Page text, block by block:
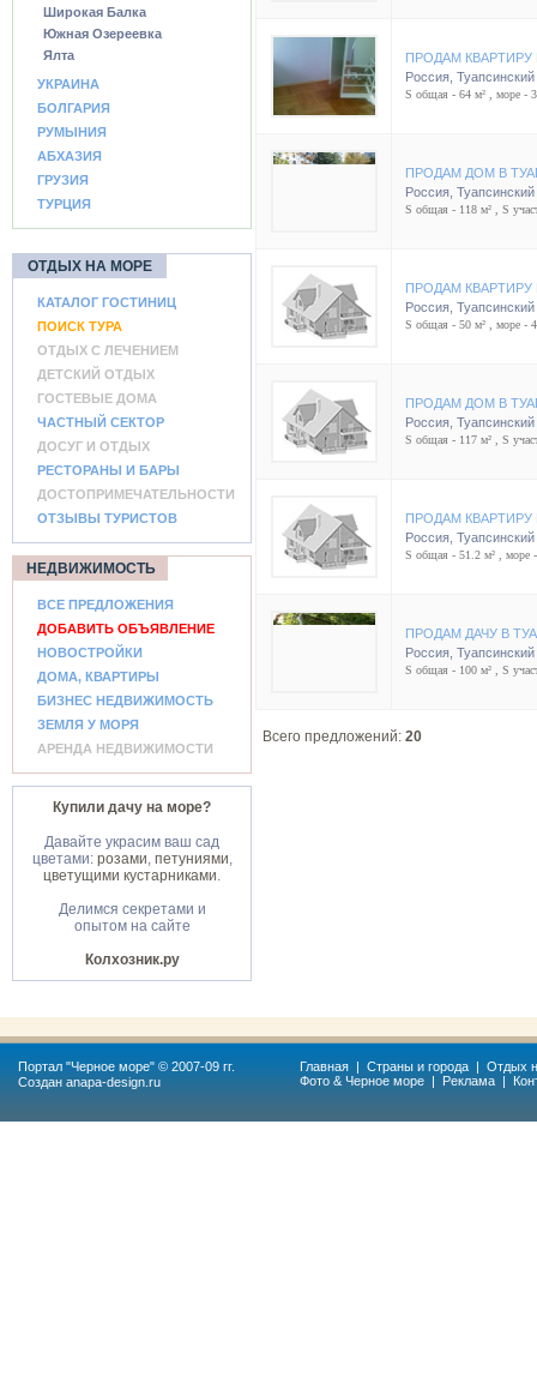
Широкая Балка
Южная Озереевка
Ялта
УКРАИНА
БОЛГАРИЯ
РУМЫНИЯ
АБХАЗИЯ
ГРУЗИЯ
ТУРЦИЯ
ОТДЫХ НА МОРЕ
КАТАЛОГ ГОСТИНИЦ
ПОИСК ТУРА
ОТДЫХ С ЛЕЧЕНИЕМ
ДЕТСКИЙ ОТДЫХ
ГОСТЕВЫЕ ДОМА
ЧАСТНЫЙ СЕКТОР
ДОСУГ И ОТДЫХ
РЕСТОРАНЫ И БАРЫ
ДОСТОПРИМЕЧАТЕЛЬНОСТИ
ОТЗЫВЫ ТУРИСТОВ
НЕДВИЖИМОСТЬ
ВСЕ ПРЕДЛОЖЕНИЯ
ДОБАВИТЬ ОБЪЯВЛЕНИЕ
НОВОСТРОЙКИ
ДОМА, КВАРТИРЫ
БИЗНЕС НЕДВИЖИМОСТЬ
ЗЕМЛЯ У МОРЯ
АРЕНДА НЕДВИЖИМОСТИ
Купили дачу на море?
Давайте украсим ваш сад
цветами: розами, петуниями,
цветущими кустарниками.
Делимся секретами и
опытом на сайте
Колхозник.ру
ПРОДАМ КВАРТИРУ
Россия
S общая - 64 м² , море -
ПРОДАМ ДОМ В
Россия
S общая - 118 м² , S
ПРОДАМ КВАРТИРУ
Россия
S общая - 50 м² , море -
ПРОДАМ ДОМ В
Россия
S общая - 117 м² , S
ПРОДАМ КВАРТИРУ
Россия
S общая - 51.2 м² , море
ПРОДАМ ДАЧУ В
Россия
S общая - 100 м² , S
Всего предложений: 20
Портал "Черное море" © 2007-09 гг.
Создан anapa-design.ru
Главная | Страны и города | Отдых
Фото & Черное море | Реклама |